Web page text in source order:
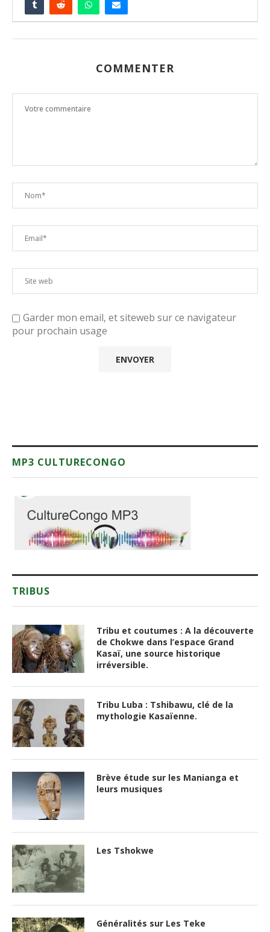
COMMENTER
Garder mon email, et siteweb sur ce navigateur
pour prochain usage
MP3 CULTURECONGO
TRIBUS
Tribu et coutumes : A la découverte
de Chokwe dans l’espace Grand
Kasaï, une source historique
irréversible.
Tribu Luba : Tshibawu, clé de la
mythologie Kasaïenne.
Brève étude sur les Manianga et
leurs musiques
Les Tshokwe
Généralités sur Les Teke